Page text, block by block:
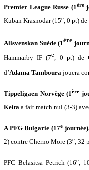
Premier League Russe (1ère
Kuban Krasnodar (15e , 0 pt) de
Allsvenskan Suède (1ère
Hammarby IF (7e, 0 pt) de
d’Adama Tamboura jouera
Tippeligaen Norvège (1ère
Keita a fait match nul (3-3)
A PFG Bulgarie (17e
2) contre Cherno More (3e , 32
PFC Belasitsa Petrich (16e,